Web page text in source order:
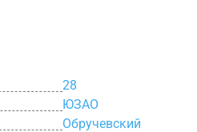
28
ЮЗАО
Обручевский